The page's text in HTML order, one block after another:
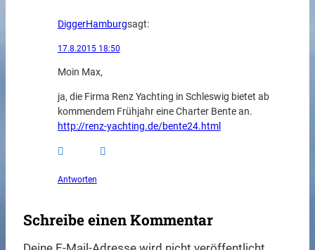
DiggerHamburgsagt:
17.8.2015 18:50
Moin Max,
ja, die Firma Renz Yachting in Schleswig bietet ab
kommendem Frühjahr eine Charter Bente an.
http://renz-yachting.de/bente24.html
Antworten
Schreibe einen Kommentar